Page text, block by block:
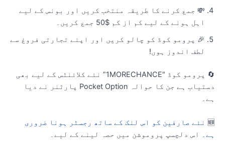
💸 جمع کرنے کا طریقہ منتخب کریں اور بونس کے لیے
اہل ہونے کے لیے کم از کم $50 جمع کریں۔
🎉 پرومو کوڈ کو چالو کریں اور اپنے تجارتی فروغ سے
لطف اندوز ہوں!
🔄 پرومو کوڈ "1MORECHANCE” نئے کلائنٹس کے لیے بھی
دستیاب ہے جن کا حوالہ Pocket Option پارٹنر نے دیا
نئے صارفین کو اس لنک کے ساتھ رجسٹر ہونا ضروری
اس دلچسپ پروموشن میں حصہ لینے کے لیے۔